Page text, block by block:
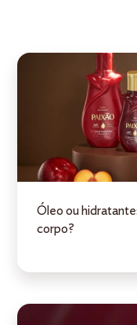
Óleo ou
corpo?